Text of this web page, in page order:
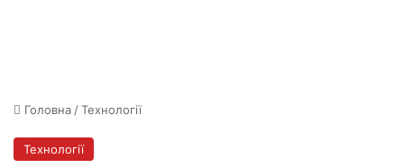
Головна /Технології
Технології